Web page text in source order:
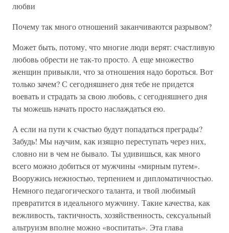
любви
Почему так много отношений заканчиваются разрывом?
Может быть, потому, что многие люди верят: счастливую
любовь обрести не так-то просто. А еще множество
женщин привыкли, что за отношения надо бороться. Вот
только зачем? С сегодняшнего дня тебе не придется
воевать и страдать за свою любовь, с сегодняшнего дня
ты можешь начать просто наслаждаться ею.
А если на пути к счастью будут попадаться преграды?
Забудь! Мы научим, как изящно переступать через них,
словно ни в чем не бывало. Ты удивишься, как много
всего можно добиться от мужчины «мирным путем».
Вооружись нежностью, терпением и дипломатичностью.
Немного педагогического таланта, и твой любимый
превратится в идеального мужчину. Такие качества, как
вежливость, тактичность, хозяйственность, сексуальный
альтруизм вполне можно «воспитать». Эта глава